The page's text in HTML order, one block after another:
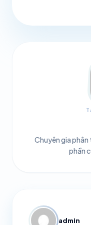
Chuyên gia
phần
admin